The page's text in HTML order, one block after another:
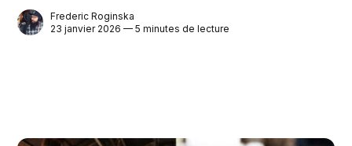
Frederic Roginska
23 janvier 2026 — 5 minutes de lecture